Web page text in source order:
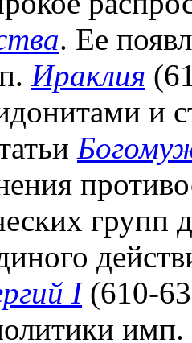
. Ее
Ираклия
и
групп
I(610-
имп.